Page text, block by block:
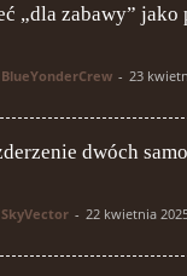
„dla zabawy” jako
BlueYonderCrew - 23
dwóch
SkyVector - 22 kwietnia